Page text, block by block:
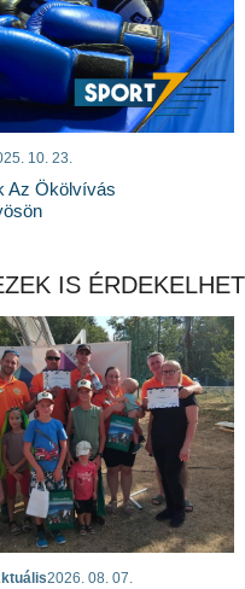
10. 23.
Az Ökölvívás
IS
2026. 08. 07.